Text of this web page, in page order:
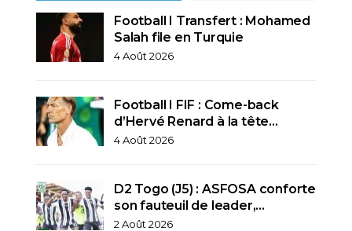
Football I Transfert : Mohamed
Salah file en Turquie
4 Août 2026
Football I FIF : Come-back
d’Hervé Renard à la tête…
4 Août 2026
D2 Togo (J5) : ASFOSA conforte
son fauteuil de leader,…
2 Août 2026